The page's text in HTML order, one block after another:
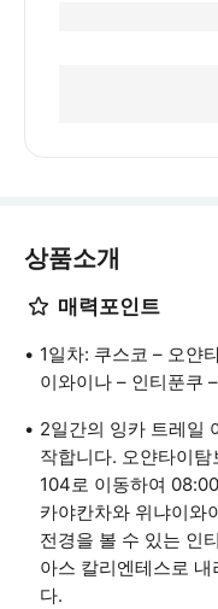
상품소개
매력포인트
1일차: 쿠스코 – 오얀
이와이나 – 인티푼쿠
2일간의 잉카 트레일
작합니다. 오얀타이
104로 이동하여
카야칸차와 위냐이와
전경을 볼 수 있는 인
아스 칼리엔테스로
다.